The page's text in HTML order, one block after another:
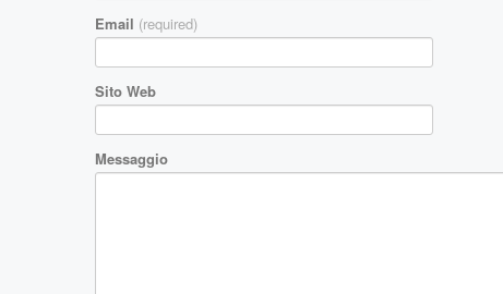
Email (required)
Sito Web
Messaggio